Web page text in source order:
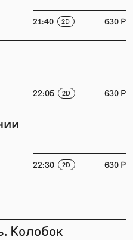
21:40 2D 630 P
22:05 2D 630 P
22:30 2D 630 P
Колобок